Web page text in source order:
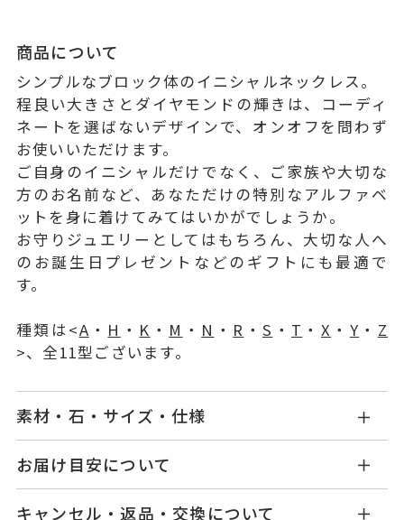
商品について
シンプルなブロック体のイニシャルネックレス。
程良い大きさとダイヤモンドの輝きは、コーディ
ネートを選ばないデザインで、オンオフを問わず
お使いいただけます。
ご自身のイニシャルだけでなく、ご家族や大切な
方のお名前など、あなただけの特別なアルファベ
ットを身に着けてみてはいかがでしょうか。
お守りジュエリーとしてはもちろん、大切な人へ
のお誕生日プレゼントなどのギフトにも最適で
す。
種類は<A ・ H ・ K ・ M ・ N ・ R ・S ・ T ・ X ・ Y ・ Z
>、全11型ございます。
素材・石・サイズ・仕様
品番
GL1424N0R1WDYG
素材
K18イエローゴールド
お届け目安について
キャンセル・返品・交換について